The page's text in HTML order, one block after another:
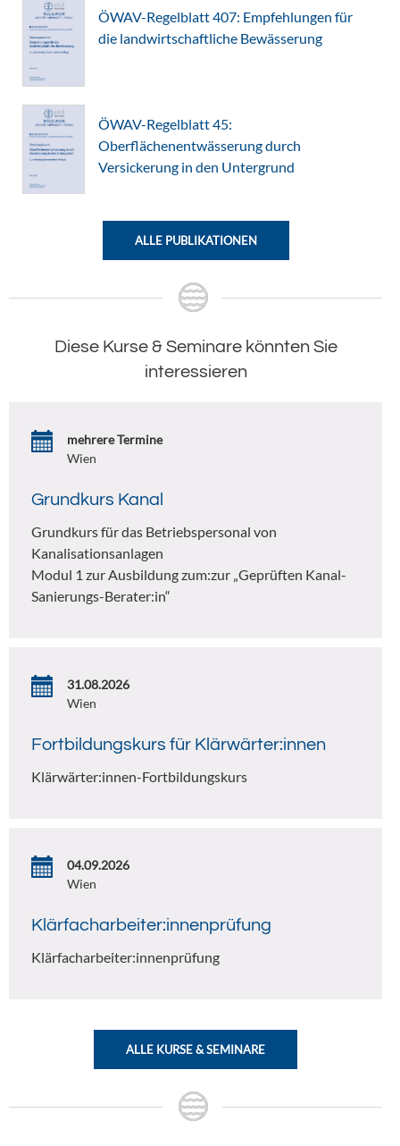
ÖWAV-Regelblatt 407: Empfehlungen für
die landwirtschaftliche Bewässerung
ÖWAV-Regelblatt 45:
Oberflächenentwässerung durch
Versickerung in den Untergrund
ALLE PUBLIKATIONEN
Diese Kurse & Seminare könnten Sie
interessieren
mehrere Termine
Wien
Grundkurs Kanal
Grundkurs für das Betriebspersonal von
Kanalisationsanlagen
Modul 1 zur Ausbildung zum:zur „Geprüften Kanal-
Sanierungs-Berater:in“
31.08.2026
Wien
Fortbildungskurs für Klärwärter:innen
Klärwärter:innen-Fortbildungskurs
04.09.2026
Wien
Klärfacharbeiter:innenprüfung
Klärfacharbeiter:innenprüfung
ALLE KURSE & SEMINARE